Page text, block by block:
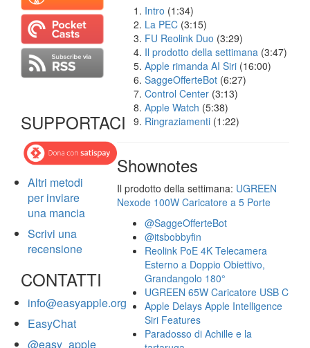
SUPPORTACI
Altri metodi
per inviare
una mancia
Scrivi una
recensione
CONTATTI
info@easyapple.org
EasyChat
@easy_apple
Intro (1:34)
La PEC (3:15)
FU Reolink Duo (3:29)
Il prodotto della settimana (3:47)
Apple rimanda AI Siri (16:00)
SaggeOfferteBot (6:27)
Control Center (3:13)
Apple Watch (5:38)
Ringraziamenti (1:22)
Shownotes
Il prodotto della settimana: UGREEN
Nexode 100W Caricatore a 5 Porte
@SaggeOfferteBot
@itsbobbyfin
Reolink PoE 4K Telecamera
Esterno a Doppio Obiettivo,
Grandangolo 180°
UGREEN 65W Caricatore USB C
Apple Delays Apple Intelligence
Siri Features
Paradosso di Achille e la